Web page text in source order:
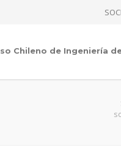
Chileno de Ingeniería